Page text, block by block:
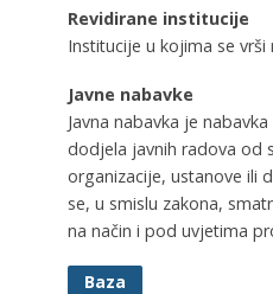
Revidirane institucije
Institucije u kojima se vrši
Javne nabavke
Javna nabavka je
dodjela javnih radova od
organizacije, ustanove ili
se, u smislu zakona,
na način i pod uvjetima
Baza